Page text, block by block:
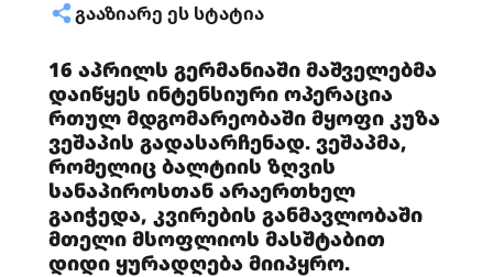
ᲒᲐᲐᲖᲘᲐᲠᲔ ᲔᲡ ᲡᲢᲐᲢᲘᲐ
16 აპრილს გერმანიაში მაშველებმა
დაიწყეს ინტენსიური ოპერაცია
რთულ მდგომარეობაში მყოფი კუზა
ვეშაპის გადასარჩენად. ვეშაპმა,
რომელიც ბალტიის ზღვის
სანაპიროსთან არაერთხელ
გაიჭედა, კვირების განმავლობაში
მთელი მსოფლიოს მასშტაბით
დიდი ყურადღება მიიპყრო.